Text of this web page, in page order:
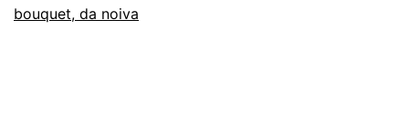
bouquet, da noiva